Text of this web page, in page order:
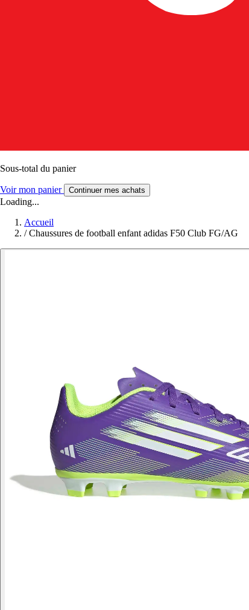
Sous-total du panier
Voir mon panier Continuer mes achats
Loading...
Accueil
/ Chaussures de football enfant adidas F50 Club FG/AG